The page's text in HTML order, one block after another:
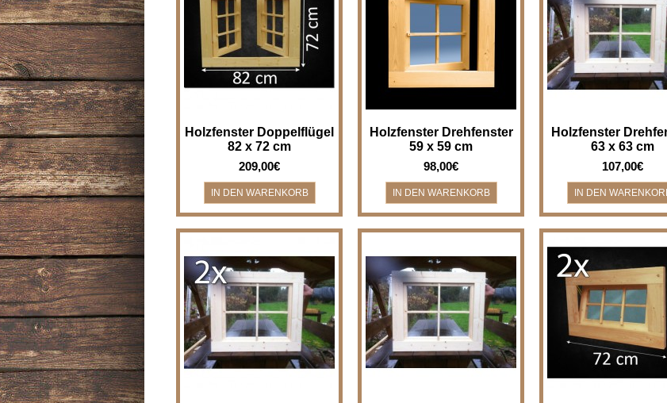
Holzfenster Doppelflügel -
Breite x Höhe 82 x 72 cm
Holzfenster für z.B. Gartenhaus,
Laube, Neben..
Holzfenster Doppelflügel
82 x 72 cm
209,00€
Holzfenster Drehfenster - Breite
Holzfenster/Drehfenster für z.B.
Bad, Gartenha..
Holzfenster Drehfenster
59 x 59 cm
98,00€
Holzfenster Drehfenster -
x Höhe 63 x 63 cm
Holzfenster/Drehfenster
Bad, Gartenha..
Holzfenster
63 x 63 cm
107,00€
2 Stück - Holzfenster
Drehfenster - Breite x Höhe 63 x
63 cm - im Doppelpack - nur ei..
Holzfenster Kippfenster - Breite
x Höhe 63 x 63 cm
Holzfenster/Kippfenster für z.B.
Bad, Gartenha..
2 Stück - Holzfenster
Kippfenster - Breite x
47 cm - im Doppelpack
einmal Versa..